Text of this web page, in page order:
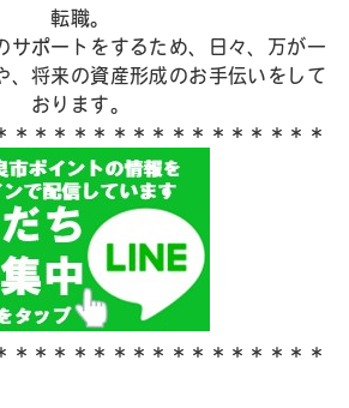
転職。
サポートをするため、日々、万が一
、将来の資産形成のお手伝いをして
おります。
＊＊＊＊＊＊＊＊＊＊＊＊＊＊＊＊
＊＊＊＊＊＊＊＊＊＊＊＊＊＊＊＊